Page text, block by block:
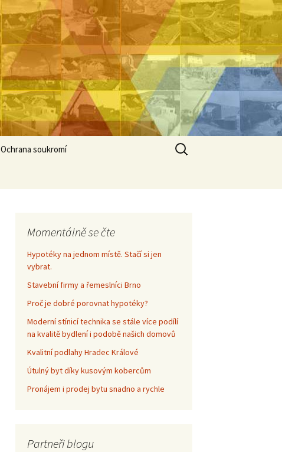
Ochrana soukromí Vyhledávání
Momentálně se čte
Hypotéky na jednom místě. Stačí si jen
vybrat.
Stavební firmy a řemeslníci Brno
Proč je dobré porovnat hypotéky?
Moderní stínicí technika se stále více podílí
na kvalitě bydlení i podobě našich domovů
Kvalitní podlahy Hradec Králové
Útulný byt díky kusovým kobercům
Pronájem i prodej bytu snadno a rychle
Partneři blogu